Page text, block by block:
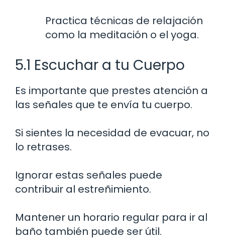
Practica técnicas de relajación
como la meditación o el yoga.
5.1 Escuchar a tu Cuerpo
Es importante que prestes atención a
las señales que te envía tu cuerpo.
Si sientes la necesidad de evacuar, no
lo retrases.
Ignorar estas señales puede
contribuir al estreñimiento.
Mantener un horario regular para ir al
baño también puede ser útil.